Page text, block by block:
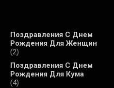
Поздравления С Днем
Рождения Для Женщин
(2)
Поздравления С Днем
Рождения Для Кума
(4)